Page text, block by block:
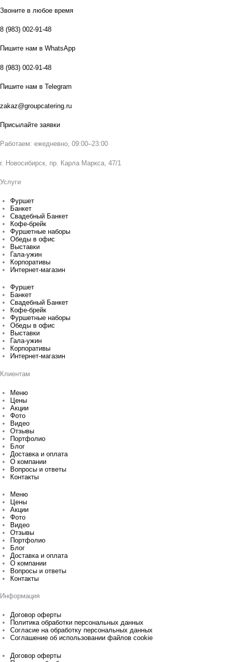
Звоните в любое время
8 (983) 002-91-48
Пишите нам в WhatsApp
8 (983) 002-91-48
Пишите нам в Telegram
zakaz@groupcatering.ru
Присылайте заявки
Работаем: ежедневно, 09:00–23:00
г. Новосибирск, пр. Карла Маркса, 47/1
Услуги
Фуршет
Банкет
Свадебный Банкет
Кофе-брейк
Фуршетные наборы
Обеды в офис
Выставки
Гала-ужин
Корпоративы
Интернет-магазин
Фуршет
Банкет
Свадебный Банкет
Кофе-брейк
Фуршетные наборы
Обеды в офис
Выставки
Гала-ужин
Корпоративы
Интернет-магазин
Клиентам
Меню
Цены
Акции
Фото
Видео
Отзывы
Портфолио
Блог
Доставка и оплата
О компании
Вопросы и ответы
Контакты
Меню
Цены
Акции
Фото
Видео
Отзывы
Портфолио
Блог
Доставка и оплата
О компании
Вопросы и ответы
Контакты
Информация
Договор оферты
Политика обработки персональных данных
Согласие на обработку персональных данных
Соглашение об использовании файлов cookie
Договор оферты